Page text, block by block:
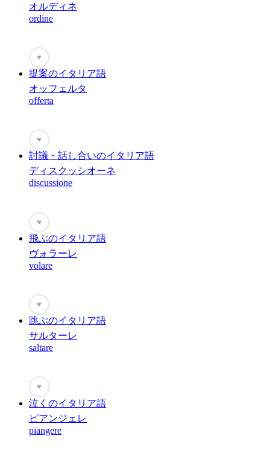
オルディネ
ordine
♥
提案のイタリア語
オッフェルタ
offerta
♥
討議・話し合いのイタリア語
ディスクッシオーネ
discussione
♥
飛ぶのイタリア語
ヴォラーレ
volare
♥
跳ぶのイタリア語
サルターレ
saltare
♥
泣くのイタリア語
ピアンジェレ
piangere